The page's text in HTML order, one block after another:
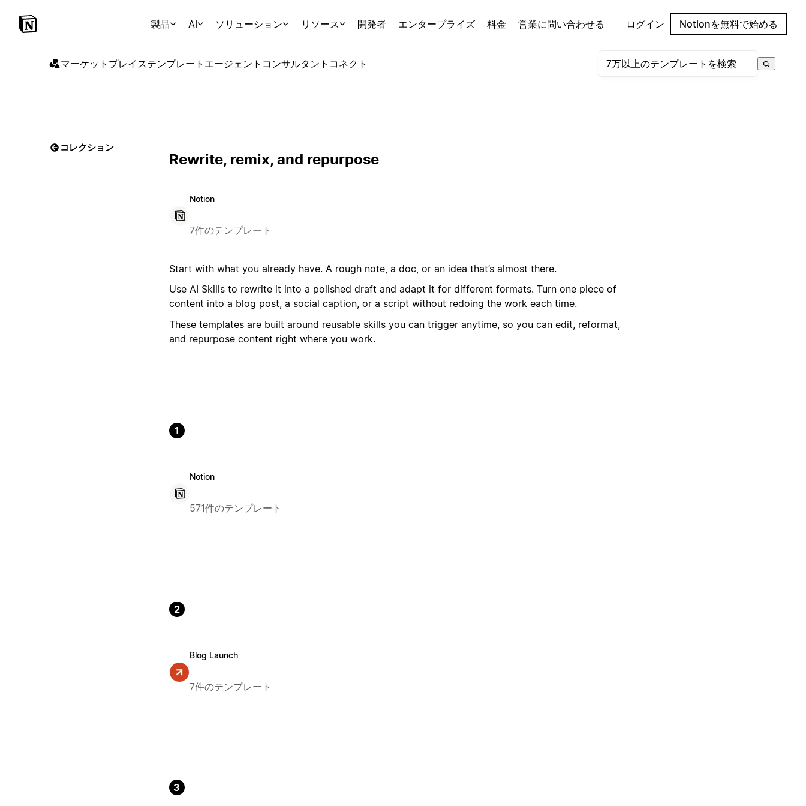
製品 AI ソリューション リソース 開発者 エンタープライズ 料金 営業に問い合わせる ログイン Notionを無料で始める
マーケットプレイステンプレート エージェント コンサルタント コネクト
コレクション
Rewrite, remix, and repurpose
Notion
7件のテンプレート
Start with what you already have. A rough note, a doc, or an idea that’s almost there.
Use AI Skills to rewrite it into a polished draft and adapt it for different formats. Turn one piece of
content into a blog post, a social caption, or a script without redoing the work each time.
These templates are built around reusable skills you can trigger anytime, so you can edit, reformat,
and repurpose content right where you work.
1
Notion
571件のテンプレート
2
Blog Launch
7件のテンプレート
3